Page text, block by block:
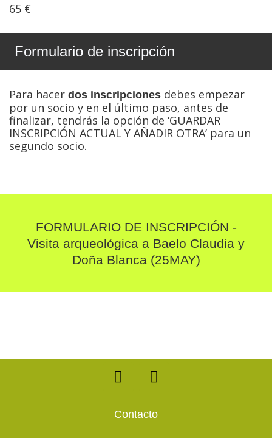
65 €
Formulario de inscripción
Para hacer dos inscripciones debes empezar
por un socio y en el último paso, antes de
finalizar, tendrás la opción de ‘GUARDAR
INSCRIPCIÓN ACTUAL Y AÑADIR OTRA’ para un
segundo socio.
FORMULARIO DE INSCRIPCIÓN -
Visita arqueológica a Baelo Claudia y
Doña Blanca (25MAY)
F
a
e
T
w
t
Contacto